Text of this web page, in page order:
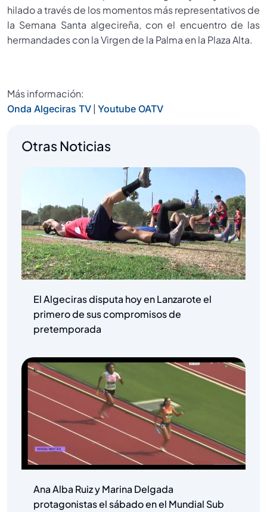
hilado a través de los momentos más representativos de
la Semana Santa algecireña, con el encuentro de las
hermandades con la Virgen de la Palma en la Plaza Alta.
Más información:
Onda Algeciras TV | Youtube OATV
Otras Noticias
El Algeciras disputa hoy en Lanzarote el
primero de sus compromisos de
pretemporada
Ana Alba Ruiz y Marina Delgada
protagonistas el sábado en el Mundial Sub